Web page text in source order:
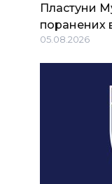
Пластуни
поранених
05.08.2026